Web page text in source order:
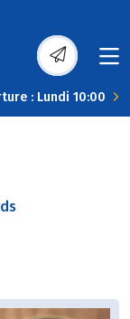
: Lundi 10:00